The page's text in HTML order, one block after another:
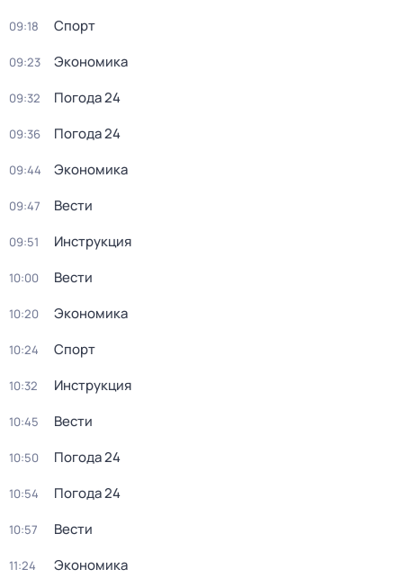
09:18 Спорт
09:23 Экономика
09:32 Погода 24
09:36 Погода 24
09:44 Экономика
09:47 Вести
09:51 Инструкция
10:00 Вести
10:20 Экономика
10:24 Спорт
10:32 Инструкция
10:45 Вести
10:50 Погода 24
10:54 Погода 24
10:57 Вести
11:24 Экономика